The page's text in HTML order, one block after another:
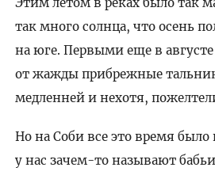
так много солнца, что осень
на юге. Первыми еще в
от жажды прибрежные
медленней и нехотя,
Но на Соби все это время было
у нас зачем-то называют